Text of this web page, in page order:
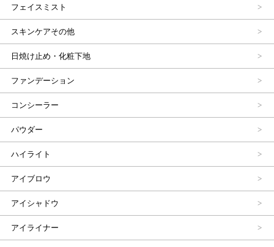
フェイスミスト
スキンケアその他
日焼け止め・化粧下地
ファンデーション
コンシーラー
パウダー
ハイライト
アイブロウ
アイシャドウ
アイライナー